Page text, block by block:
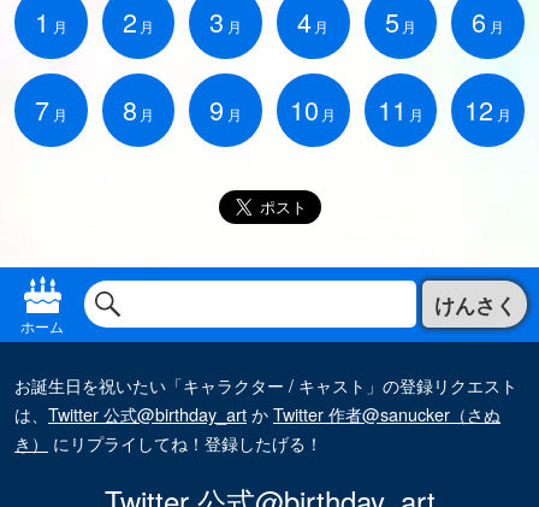
1 月 2 月 3 月 4 月 5 月 6 月
7 月 8 月 9 月 10 月 11 月 12 月
ホーム
けんさく
お誕生日を祝いたい「キャラクター / キャスト」の登録リクエスト
は、 Twitter 公式@birthday_artかTwitter 作者@sanucker（さぬ
き）
にリプライしてね！登録したげる！